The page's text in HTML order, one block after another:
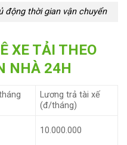
động thời gian vận chuyển
XE TẢI THEO
NHÀ 24H
Lương trả tài xế
(đ/tháng)
10.000.000